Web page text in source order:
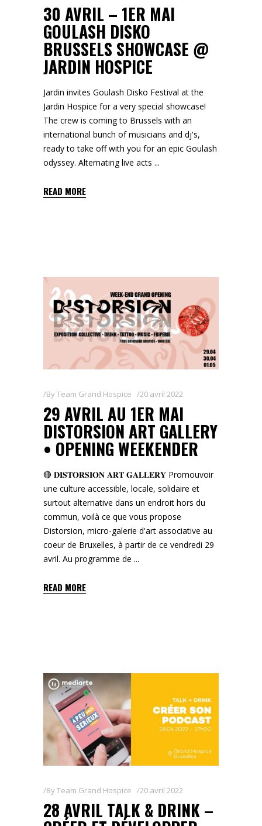
30 AVRIL – 1ER MAI
GOULASH DISKO
BRUSSELS SHOWCASE @
JARDIN HOSPICE
Jardin invites Goulash Disko Festival at the
Jardin Hospice for a very special showcase!
The crew is coming to Brussels with an
international bunch of musicians and dj's,
ready to take off with you for an epic Goulash
odyssey. Alternating live acts
READ MORE
ByTeam Grand Hospice 20 avril 2022
29 AVRIL AU 1ER MAI
DISTORSION ART GALLERY
• OPENING WEEKENDER
🔴 𝐃𝐈𝐒𝐓𝐎𝐑𝐒𝐈𝐎𝐍 𝐀𝐑𝐓 𝐆𝐀𝐋𝐋𝐄𝐑𝐘 Promouvoir
une culture accessible, locale, solidaire et
surtout alternative dans un endroit hors du
commun, voilà ce que vous propose
Distorsion, micro-galerie d'art associative au
coeur de Bruxelles, à partir de ce vendredi 29
avril. Au programme de
READ MORE
ByTeam Grand Hospice 20 avril 2022
28 AVRIL TALK & DRINK –